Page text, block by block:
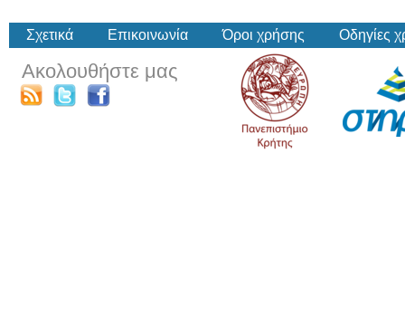
Σχετικά Επικοινωνία Όροι χρήσης Οδηγίες
Ακολουθήστε μας